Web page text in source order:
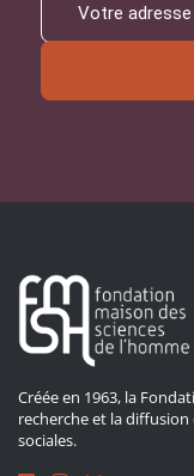
Créée en 1963, la
recherche et la diffusion
sociales.